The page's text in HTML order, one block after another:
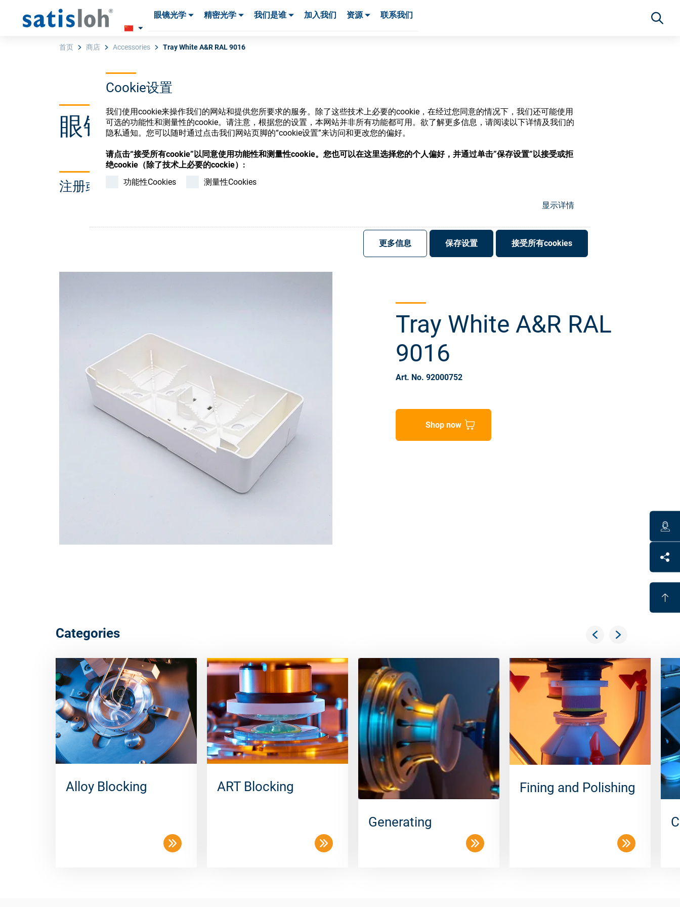
Cookie设置
我们使用cookie来操作我们的网站和提供您所要求的服务。除了这些技术上必要的cookie，在经过您同意的情况下，我们还可能使用
可选的功能性和测量性的cookie。请注意，根据您的设置，本网站并非所有功能都可用。欲了解更多信息，请阅读以下详情及我们的
隐私通知。您可以随时通过点击我们网站页脚的“cookie设置”来访问和更改您的偏好。
请点击“接受所有cookie”以同意使用功能性和测量性cookie。您也可以在这里选择您的个人偏好，并通过单击”保存设置”以接受或拒
绝cookie（除了技术上必要的cockie）:
功能性Cookies
测量性Cookies
显示详情
更多信息 保存设置 接受所有cookies
眼镜光学 精密光学 我们是谁 加入我们 资源 联系我们
首页 商店 Accessories Tray White A&R RAL 9016
眼镜光学耗材商店
注册或登录以访问您的帐户，并了解我们的各种眼镜光学耗材
注册 登录
Tray White A&R RAL
9016
Art. No. 92000752
Shop now
Categories
Alloy Blocking ART Blocking
Generating
Fining and Polishing